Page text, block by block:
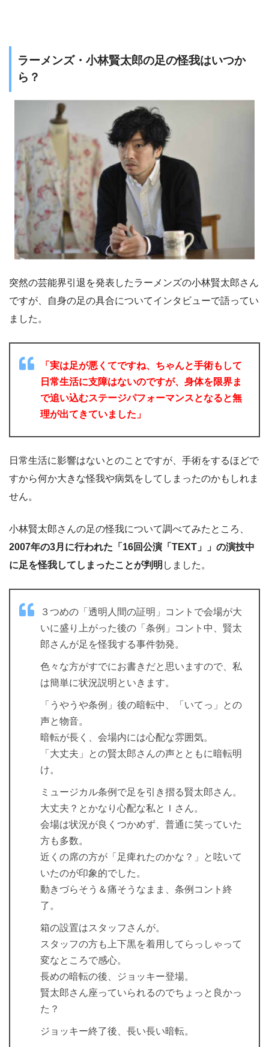
ラーメンズ・小林賢太郎の足の怪我はいつか
ら？
突然の芸能界引退を発表したラーメンズの小林賢太郎さん
ですが、自身の足の具合についてインタビューで語ってい
ました。
「実は足が悪くてですね、ちゃんと手術もして
日常生活に支障はないのですが、身体を限界ま
で追い込むステージパフォーマンスとなると無
理が出てきていました」
日常生活に影響はないとのことですが、手術をするほどで
すから何か大きな怪我や病気をしてしまったのかもしれま
せん。
小林賢太郎さんの足の怪我について調べてみたところ、
2007年の3月に行われた「16回公演「TEXT」」の演技中
に足を怪我してしまったことが判明 しました。
３つめの「透明人間の証明」コントで会場が大
いに盛り上がった後の「条例」コント中、賢太
郎さんが足を怪我する事件勃発。
色々な方がすでにお書きだと思いますので、私
は簡単に状況説明といきます。
「うやうや条例」後の暗転中、「いてっ」との
声と物音。
暗転が長く、会場内には心配な雰囲気。
「大丈夫」との賢太郎さんの声とともに暗転明
け。
ミュージカル条例で足を引き摺る賢太郎さん。
大丈夫？とかなり心配な私とＩさん。
会場は状況が良くつかめず、普通に笑っていた
方も多数。
近くの席の方が「足痺れたのかな？」と呟いて
いたのが印象的でした。
動きづらそう＆痛そうなまま、条例コント終
了。
箱の設置はスタッフさんが。
スタッフの方も上下黒を着用してらっしゃって
変なところで感心。
長めの暗転の後、ジョッキー登場。
賢太郎さん座っていられるのでちょっと良かっ
た？
ジョッキー終了後、長い長い暗転。